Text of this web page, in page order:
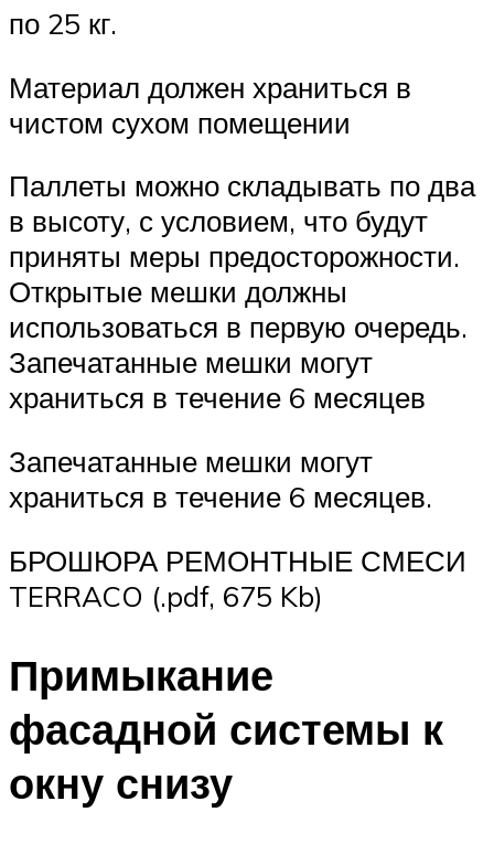
по 25 кг.
Материал должен храниться в
чистом сухом помещении
Паллеты можно складывать по два
в высоту, с условием, что будут
приняты меры предосторожности.
Открытые мешки должны
использоваться в первую очередь.
Запечатанные мешки могут
храниться в течение 6 месяцев
Запечатанные мешки могут
храниться в течение 6 месяцев.
БРОШЮРА РЕМОНТНЫЕ СМЕСИ
TERRACO (.pdf, 675 Kb)
Примыкание
фасадной системы к
окну снизу